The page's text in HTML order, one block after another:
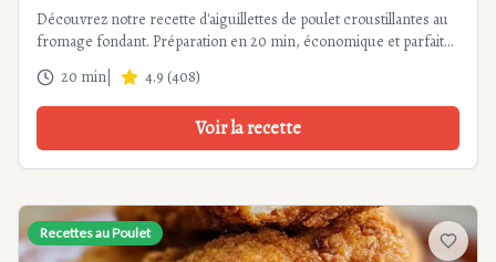
Découvrez notre recette d'aiguillettes de poulet croustillantes au
fromage fondant. Préparation en 20 min, économique et parfaite
pour un dîner rapide. Astuces et variantes incluses.
20 min 4.9 (408)
Voir la recette
Recettes au Poulet